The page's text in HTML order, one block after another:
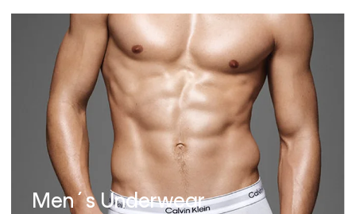
Men´s Underwear